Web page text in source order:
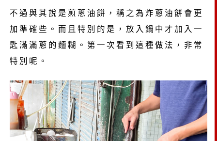
不過與其說是煎蔥油餅，稱之為炸蔥油餅會更
加準確些。而且特別的是，放入鍋中才加入一
匙滿滿蔥的麵糊。第一次看到這種做法，非常
特別呢。